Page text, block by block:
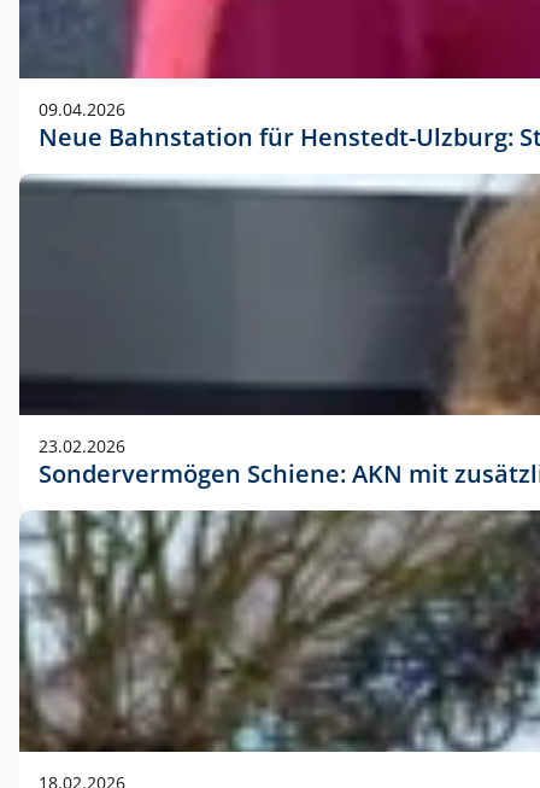
09.04.2026
Neue Bahnstation für Henstedt-Ulzburg:
23.02.2026
Sondervermögen Schiene: AKN mit
18.02.2026